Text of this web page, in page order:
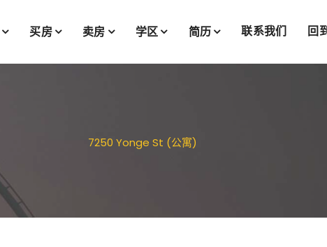
买房 卖房 学区 简历 联系我们 回
7250 Yonge St (公寓)